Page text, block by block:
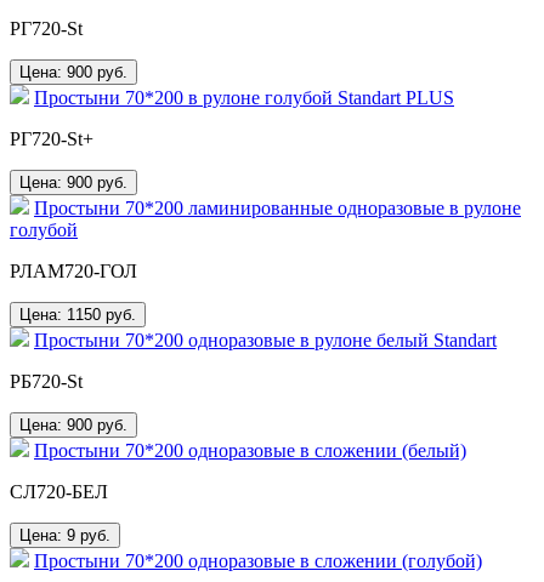
РГ720-St
Цена: 900 руб.
Простыни 70*200 в рулоне голубой Standart PLUS
РГ720-St+
Цена: 900 руб.
Простыни 70*200 ламинированные одноразовые в рулоне
голубой
РЛАМ720-ГОЛ
Цена: 1150 руб.
Простыни 70*200 одноразовые в рулоне белый Standart
РБ720-St
Цена: 900 руб.
Простыни 70*200 одноразовые в сложении (белый)
СЛ720-БЕЛ
Цена: 9 руб.
Простыни 70*200 одноразовые в сложении (голубой)